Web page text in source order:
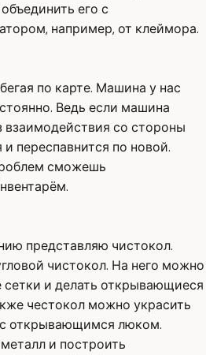
его с
например, от клеймора.
по карте. Машина у нас
Ведь если машина
взаимодействия со стороны
и переспавнится по новой.
сможешь
представляю чистокол.
чистокол. На него можно
и делать открывающиеся
честокол можно украсить
открывающимся люком.
и построить